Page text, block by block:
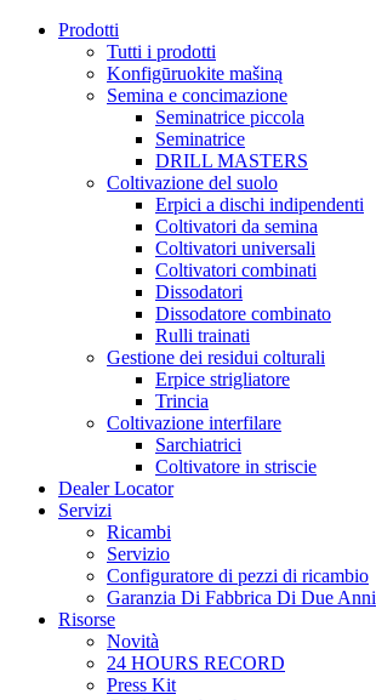
Prodotti
Tutti i prodotti
Konfigūruokite mašiną
Semina e concimazione
Seminatrice piccola
Seminatrice
DRILL MASTERS
Coltivazione del suolo
Erpici a dischi indipendenti
Coltivatori da semina
Coltivatori universali
Coltivatori combinati
Dissodatori
Dissodatore combinato
Rulli trainati
Gestione dei residui colturali
Erpice strigliatore
Trincia
Coltivazione interfilare
Sarchiatrici
Coltivatore in striscie
Dealer Locator
Servizi
Ricambi
Servizio
Configuratore di pezzi di ricambio
Garanzia Di Fabbrica Di Due Anni
Risorse
Novità
24 HOURS RECORD
Press Kit